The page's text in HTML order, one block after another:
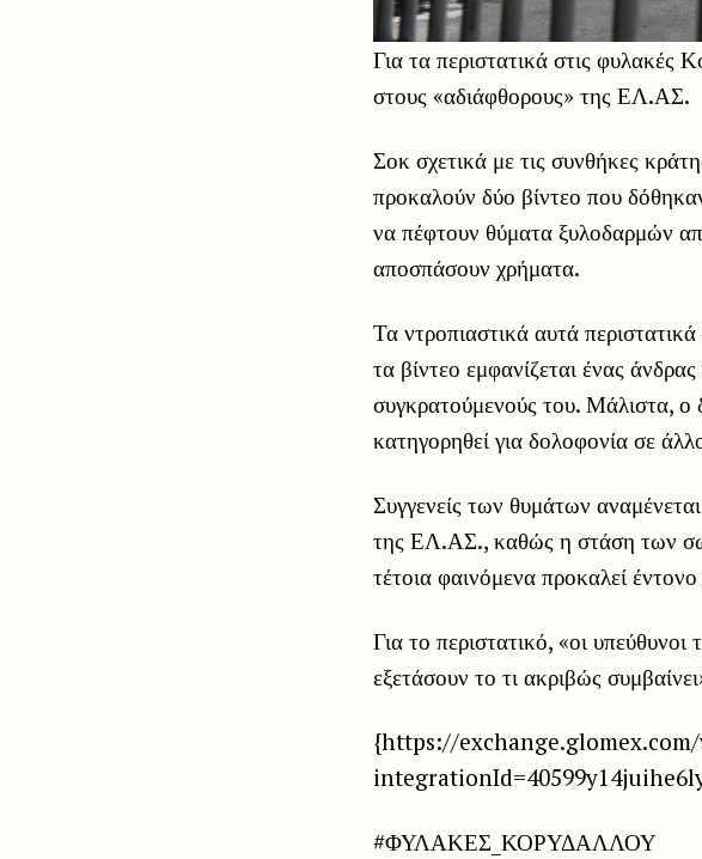
Για τα περιστατικά στις φυλακές
στους «αδιάφθορους» της ΕΛ.ΑΣ.
Σοκ σχετικά με τις συνθήκες
προκαλούν δύο βίντεο που
να πέφτουν θύματα ξυλοδαρμών
αποσπάσουν χρήματα.
Τα ντροπιαστικά αυτά
τα βίντεο εμφανίζεται ένας
συγκρατούμενούς του. Μάλιστα, ο
κατηγορηθεί για δολοφονία σε
Συγγενείς των θυμάτων
της ΕΛ.ΑΣ., καθώς η στάση των
τέτοια φαινόμενα προκαλεί
Για το περιστατικό, «οι
εξετάσουν το τι ακριβώς
{https://
#ΦΥΛΑΚΕΣ_ΚΟΡΥΔΑΛΛΟΥ